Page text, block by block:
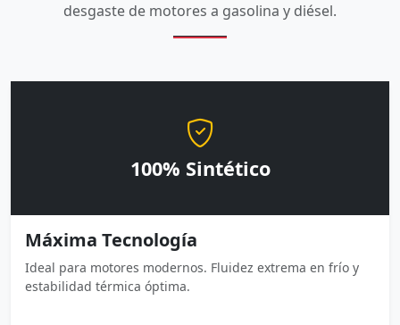
desgaste de motores a gasolina y diésel.
100% Sintético
Máxima Tecnología
Ideal para motores modernos. Fluidez extrema en frío y
estabilidad térmica óptima.